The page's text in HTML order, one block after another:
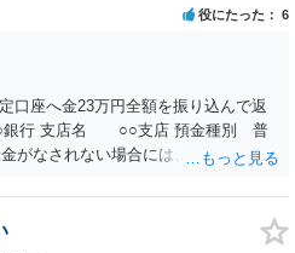
役にたった 6
口座へ金23万円全額を振り込んで返
銀行 支店名 ○○支店 預金種別 普
なされない場合には、貴殿には任
。 その際には、訴訟に要する費用そ
あらかじめ申し添えます。 本件は、